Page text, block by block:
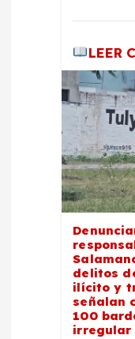
LEER
delitos
ilícito y
señalan
100
irregular